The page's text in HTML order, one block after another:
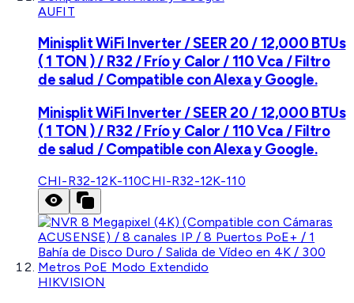
AUFIT
Minisplit WiFi Inverter / SEER 20 / 12,000 BTUs
( 1 TON ) / R32 / Frío y Calor / 110 Vca / Filtro
de salud / Compatible con Alexa y Google.
Minisplit WiFi Inverter / SEER 20 / 12,000 BTUs
( 1 TON ) / R32 / Frío y Calor / 110 Vca / Filtro
de salud / Compatible con Alexa y Google.
CHI-R32-12K-110CHI-R32-12K-110
HIKVISION